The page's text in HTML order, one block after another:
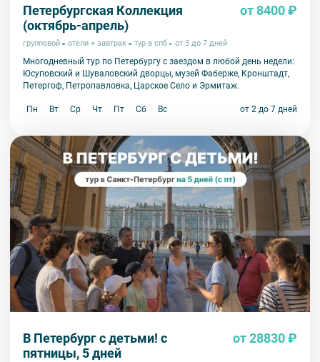
Петербургская Коллекция
(октябрь-апрель)
от 8400 ₽
групповой отели + завтрак тур в спб от 3 до 7 дней
Многодневный тур по Петербургу с заездом в любой день недели:
Юсуповский и Шуваловский дворцы, музей Фаберже, Кронштадт,
Петергоф, Петропавловка, Царское Село и Эрмитаж.
Пн Вт Ср Чт Пт Сб Вс от 2 до 7 дней
В Петербург с детьми! с
пятницы, 5 дней
от 28830 ₽